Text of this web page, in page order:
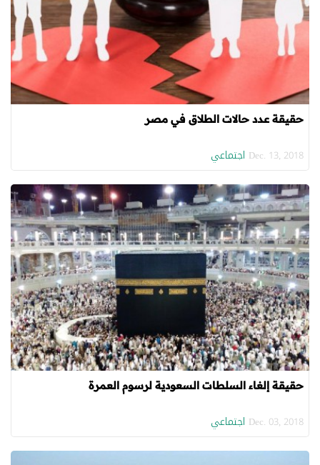
حقيقة عدد حالات الطلاق في مصر
Dec. 13, 2018 اجتماعي
حقيقة إلغاء السلطات السعودية لرسوم العمرة
Dec. 03, 2018 اجتماعي